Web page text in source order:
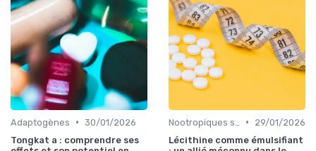
Adaptogènes • 30/01/2026
Tongkat a : comprendre ses
•
29/01/2026
Lécithine comme émulsifiant